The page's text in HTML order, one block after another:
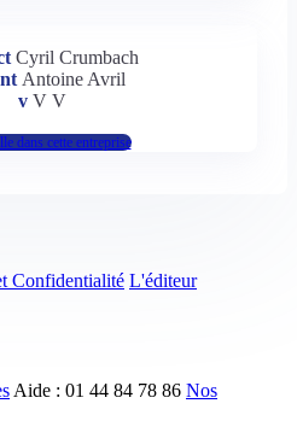
Cyril Crumbach
Antoine Avril
v V V
dans cette entreprise
Confidentialité L'éditeur
Aide : 01 44 84 78 86 Nos